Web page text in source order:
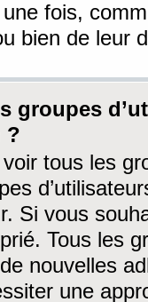
fois,
bien de leur
groupes
?
tous les
Si vous
Tous les
nouvelles
une